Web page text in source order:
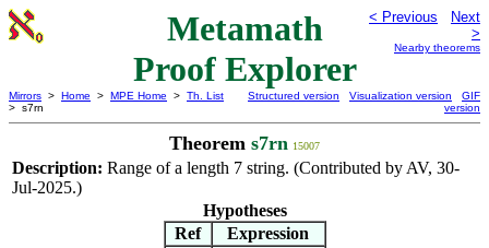
Metamath
Proof Explorer
< Previous
Next
>
Nearby theorems
Mirrors > Home > MPE Home > Th. List
> s7rn
Structured version Visualization version
GIF
version
Theorem s7rn 15007
Description: Range of a length 7 string. (Contributed by AV, 30-
Jul-2025.)
Hypotheses
Ref
Expression